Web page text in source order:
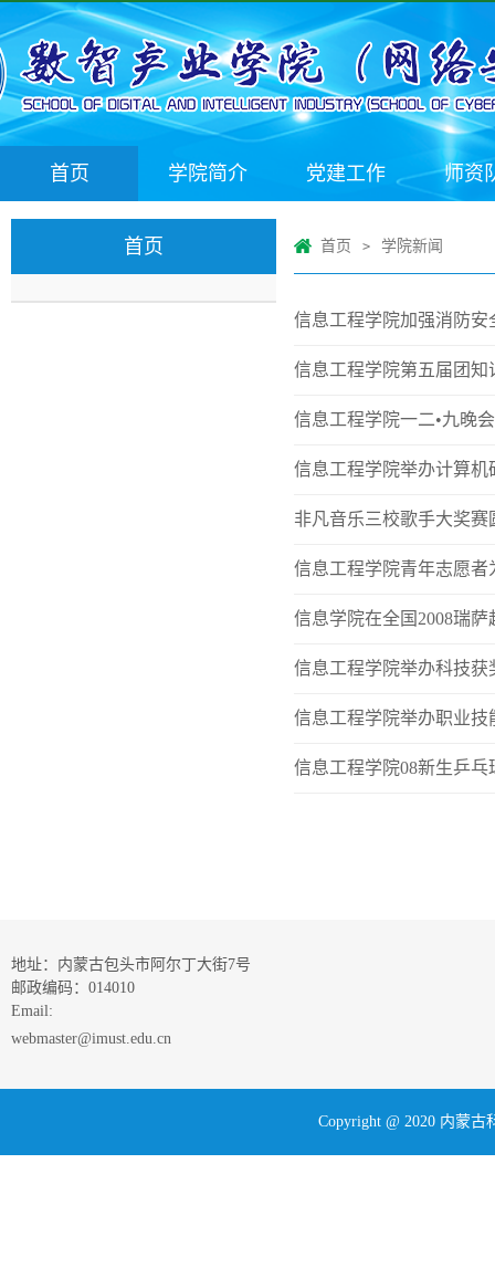
首页 学院简介 党建工作 师资
首页 首页 > 学院新闻
信息工程学院加强消防安
信息工程学院第五届团知
信息工程学院一二•九晚
信息工程学院举办计算机
非凡音乐三校歌手大奖赛
信息工程学院青年志愿者
信息学院在全国2008瑞
信息工程学院举办科技获
信息工程学院举办职业技
信息工程学院08新生乒乓
地址：内蒙古包头市阿尔丁大街7号
邮政编码：014010
Email:
webmaster@imust.edu.cn
Copyright @ 2020 内蒙